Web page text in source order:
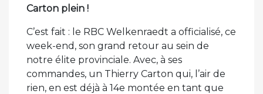
Carton plein !
C’est fait : le RBC Welkenraedt a officialisé, ce
week-end, son grand retour au sein de
notre élite provinciale. Avec, à ses
commandes, un Thierry Carton qui, l’air de
rien, en est déjà à 14e montée en tant que